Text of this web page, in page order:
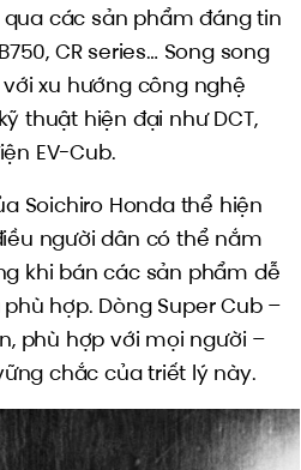
các sản phẩm đáng tin
CR series… Song song
xu hướng công nghệ
thuật hiện đại như DCT,
EV-Cub.
Soichiro Honda thể hiện
người dân có thể nắm
khi bán các sản phẩm dễ
hợp. Dòng Super Cub –
phù hợp với mọi người –
chắc của triết lý này.